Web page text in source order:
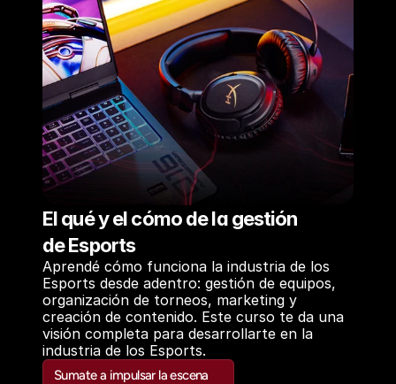
El qué y el cómo de la gestión
de Esports
Aprendé cómo funciona la industria de los
Esports desde adentro: gestión de equipos,
organización de torneos, marketing y
creación de contenido. Este curso te da una
visión completa para desarrollarte en la
industria de los Esports.
Sumate a impulsar la escena